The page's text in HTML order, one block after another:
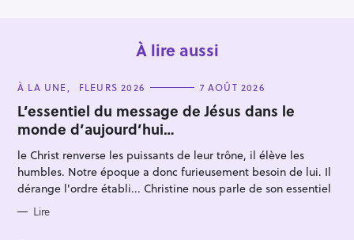
À lire aussi
C
T
E
G
O
R
I
E
S
À LA UNE FLEURS 2026 7 AOÛT 2026
L’essentiel du message de Jésus dans le
monde d’aujourd’hui…
le Christ renverse les puissants de leur trône, il élève les
humbles. Notre époque a donc furieusement besoin de lui. Il
dérange l'ordre établi... Christine nous parle de son essentiel
Lire